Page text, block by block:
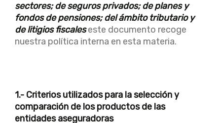
sectores; de seguros privados; de planes y
fondos de pensiones; del ámbito tributario y
de litigios fiscaleseste documento recoge
nuestra política interna en esta materia.
1.- Criterios utilizados para la selección y
comparación de los productos de las
entidades aseguradoras